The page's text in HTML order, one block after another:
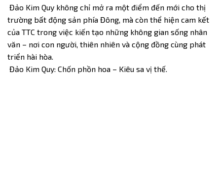
Đảo Kim Quy không chỉ mở ra một điểm đến mới cho thị
trường bất động sản phía Đông, mà còn thể hiện cam kết
của TTC trong việc kiến tạo những không gian sống nhân
văn – nơi con người, thiên nhiên và cộng đồng cùng phát
triển hài hòa.
Đảo Kim Quy: Chốn phồn hoa – Kiêu sa vị thế.